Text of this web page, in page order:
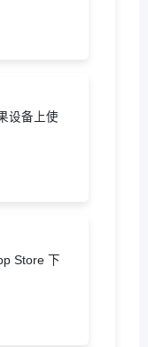
设备上使
Store 下